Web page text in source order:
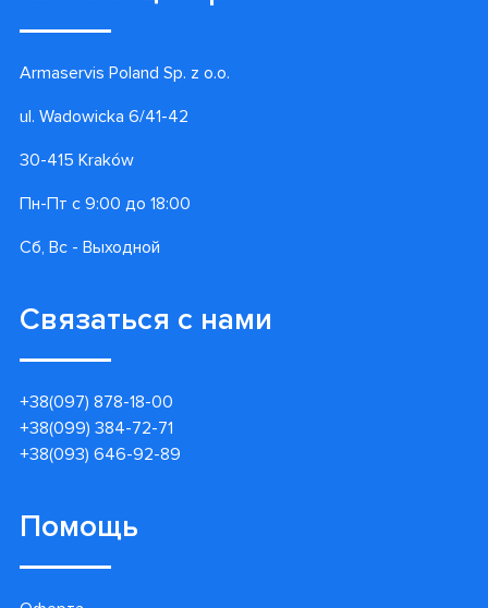
Armaservis Poland Sp. z o.o.
ul. Wadowicka 6/41-42
30-415 Kraków
Пн-Пт с 9:00 до 18:00
Сб, Вс - Выходной
Связаться с нами
+38(097) 878-18-00
+38(099) 384-72-71
+38(093) 646-92-89
Помощь